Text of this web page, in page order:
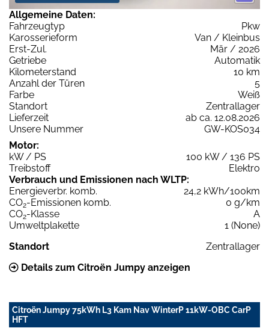
Allgemeine Daten:
Fahrzeugtyp
Pkw
Karosserieform
Van / Kleinbus
Erst-Zul.
Mär / 2026
Getriebe
Automatik
Kilometerstand
10 km
Anzahl der Türen
5
Farbe
Weiß
Standort
Zentrallager
Lieferzeit
ab ca. 12.08.2026
Unsere Nummer
GW-KOS034
Motor:
kW / PS
100 kW / 136 PS
Treibstoff
Elektro
Verbrauch und Emissionen nach WLTP:
Energieverbr. komb.
24,2 kWh/100km
CO2-Emissionen komb.
0 g/km
CO2-Klasse
A
Umweltplakette
1 (None)
Standort
Zentrallager
Details zum Citroën Jumpy anzeigen
Citroën Jumpy 75kWh L3 Kam Nav WinterP 11kW-OBC CarP
HFT